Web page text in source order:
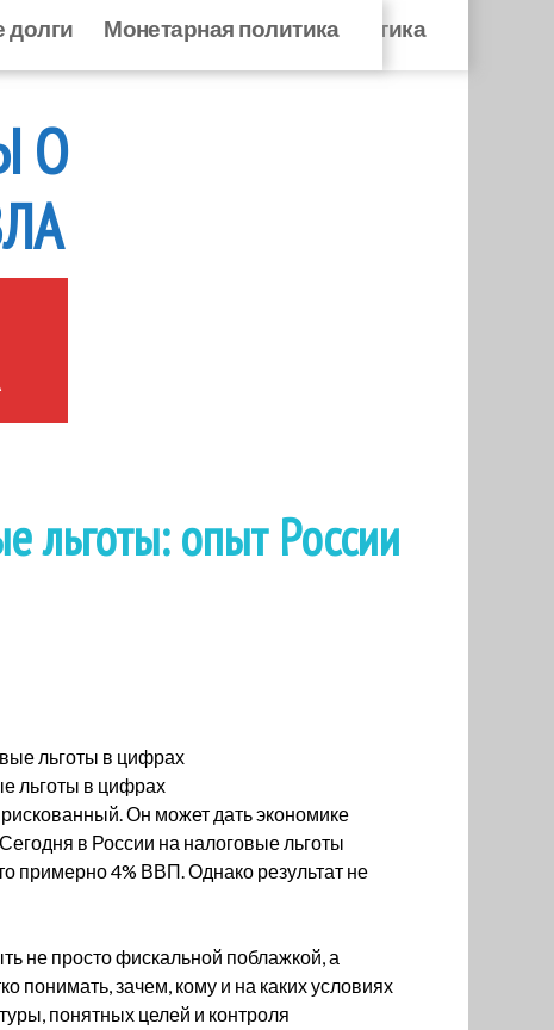
долги Монетарная политика
Монетарная политика
О
льготы: опыт России
льготы в цифрах
Он может дать экономике
в России на налоговые льготы
примерно 4% ВВП. Однако результат не
не просто фискальной поблажкой, а
понимать, зачем, кому и на каких условиях
понятных целей и контроля